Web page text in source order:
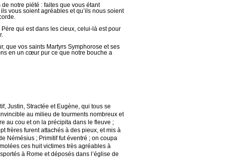
notre piété : faites que vous étant
vous soient agréables et qu’ils nous soient
qui est dans les cieux, celui-là est pour
que vos saints Martyrs Symphorose et ses
en un cœur pur ce que notre bouche a
Justin, Stractée et Eugène, qui tous se
au milieu de tourments nombreux et
au cou et on la précipita dans le fleuve ;
frères furent attachés à des pieux, et mis à
Némésius ; Primitif fut éventré ; on coupa
ces huit victimes très agréables à
à Rome et déposés dans l’église de